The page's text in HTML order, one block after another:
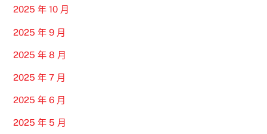
2025 年 10 月
2025 年 9 月
2025 年 8 月
2025 年 7 月
2025 年 6 月
2025 年 5 月